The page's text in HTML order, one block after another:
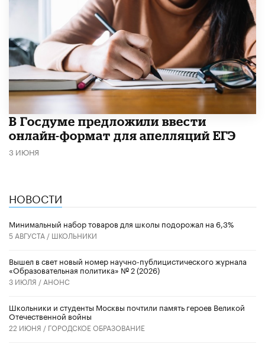
В Госдуме предложили ввести
онлайн-формат для апелляций ЕГЭ
3 ИЮНЯ
НОВОСТИ
Минимальный набор товаров для школы подорожал на 6,3%
5 АВГУСТА / ШКОЛЬНИКИ
Вышел в свет новый номер научно-публицистического журнала
«Образовательная политика» № 2 (2026)
3 ИЮЛЯ / АНОНС
Школьники и студенты Москвы почтили память героев Великой
Отечественной войны
22 ИЮНЯ / ГОРОДСКОЕ ОБРАЗОВАНИЕ